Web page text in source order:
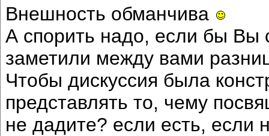
Внешность обманчива
А спорить надо, если бы Вы
заметили между вами
Чтобы дискуссия была
представлять то, чему
не дадите? если есть, если